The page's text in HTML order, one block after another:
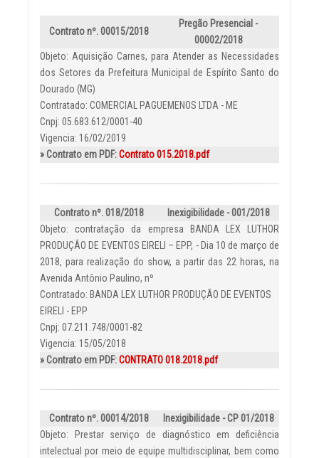
Contrato nº. 00015/2018
Pregão Presencial -
00002/2018
Objeto: Aquisição Carnes, para Atender as Necessidades
dos Setores da Prefeitura Municipal de Espírito Santo do
Dourado (MG)
Contratado: COMERCIAL PAGUEMENOS LTDA - ME
Cnpj: 05.683.612/0001-40
Vigencia: 16/02/2019
» Contrato em PDF:Contrato 015.2018.pdf
Contrato nº. 018/2018
Inexigibilidade - 001/2018
Objeto: contratação da empresa BANDA LEX LUTHOR
PRODUÇÃO DE EVENTOS EIRELI – EPP, - Dia 10 de março de
2018, para realização do show, a partir das 22 horas, na
Avenida Antônio Paulino, nº
Contratado: BANDA LEX LUTHOR PRODUÇÃO DE EVENTOS
EIRELI - EPP
Cnpj: 07.211.748/0001-82
Vigencia: 15/05/2018
» Contrato em PDF:CONTRATO 018.2018.pdf
Contrato nº. 00014/2018
Inexigibilidade - CP 01/2018
Objeto: Prestar serviço de diagnóstico em deficiência
intelectual por meio de equipe multidisciplinar, bem como